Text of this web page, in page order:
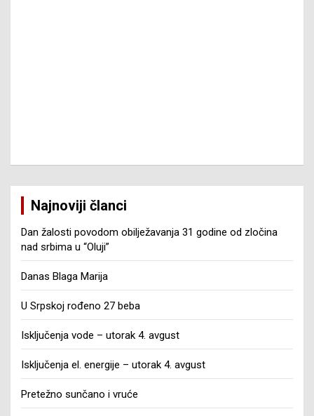
Najnoviji članci
Dan žalosti povodom obilježavanja 31 godine od zločina
nad srbima u “Oluji”
Danas Blaga Marija
U Srpskoj rođeno 27 beba
Isključenja vode – utorak 4. avgust
Isključenja el. energije – utorak 4. avgust
Pretežno sunčano i vruće